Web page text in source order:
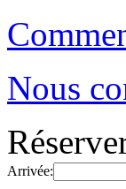
Nous
Arrivée: